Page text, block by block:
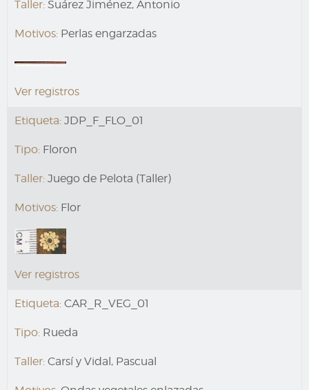
Taller: Suárez Jiménez, Antonio
Motivos: Perlas engarzadas
Ver registros
Etiqueta: JDP_F_FLO_01
Tipo: Floron
Taller: Juego de Pelota (Taller)
Motivos: Flor
Ver registros
Etiqueta: CAR_R_VEG_01
Tipo: Rueda
Taller: Carsí y Vidal, Pascual